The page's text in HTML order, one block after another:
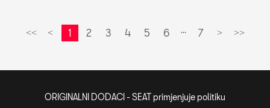
<< < 1 2 3 4 5 6 ... 7 > >>
ORIGINALNI DODACI - SEAT primjenjuje politiku